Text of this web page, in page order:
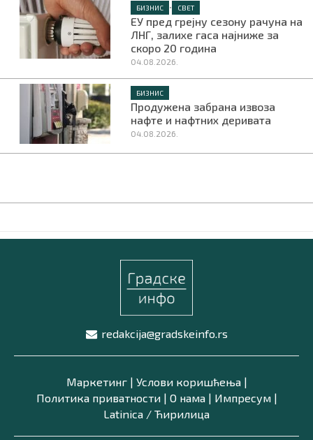
БИЗНИС • СВЕТ
ЕУ пред грејну сезону рачуна на
ЛНГ, залихе гаса најниже за
скоро 20 година
04.08.2026.
БИЗНИС
Продужена забрана извоза
нафте и нафтних деривата
04.08.2026.
redakcija@gradskeinfo.rs
Маркетинг| Услови коришћења|
Политика приватности| О нама| Импресум|
Latinica / Ћирилица